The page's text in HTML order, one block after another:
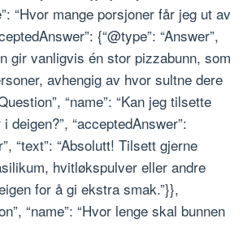
“Hvor mange porsjoner får jeg ut av
{“@type”: “Answer”,
gir vanligvis én stor pizzabunn, som
avhengig av hvor sultne dere
“name”: “Kan jeg tilsette
deigen?”, “acceptedAnswer”:
“text”: “Absolutt! Tilsett gjerne
hvitløkspulver eller andre
for å gi ekstra smak.”}},
“name”: “Hvor lenge skal bunnen